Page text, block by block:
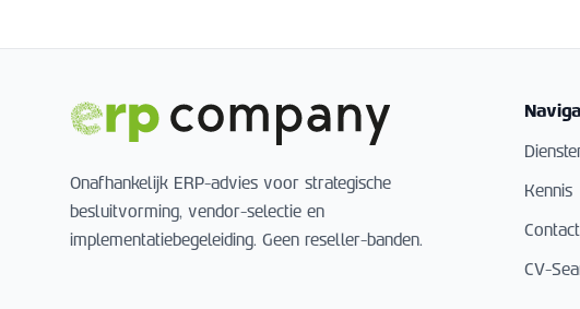
Onafhankelijk ERP-advies voor strategische
besluitvorming, vendor-selectie en
implementatiebegeleiding. Geen reseller-banden.
Kennis
Contact
CV-